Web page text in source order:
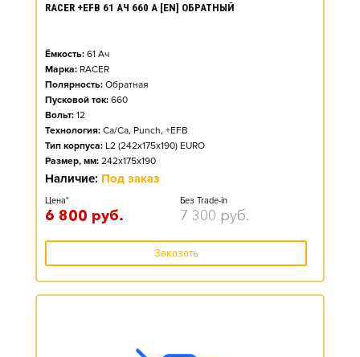
RACER +EFB 61 АЧ 660 А [EN] ОБРАТНЫЙ
Ёмкость: 61 Ач
Марка: RACER
Полярность: Обратная
Пусковой ток: 660
Вольт: 12
Технология: Ca/Ca, Punch, +EFB
Тип корпуса: L2 (242x175x190) EURO
Размер, мм: 242x175x190
Наличие: Под заказ
Цена*
6 800 руб.
Без Trade-in
7 300 руб.
Заказать